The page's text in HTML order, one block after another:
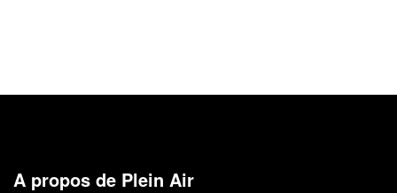
A propos de Plein Air